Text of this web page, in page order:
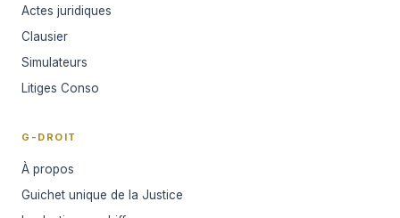
Actes juridiques
Clausier
Simulateurs
Litiges Conso
G-DROIT
À propos
Guichet unique de la Justice